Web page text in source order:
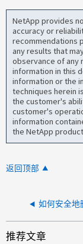
NetApp provides
accuracy or
recommendations
any results that
observance of any
information in this
information or the
techniques herein
the customer's
customer's
information
the NetApp
返回顶部
推荐文章